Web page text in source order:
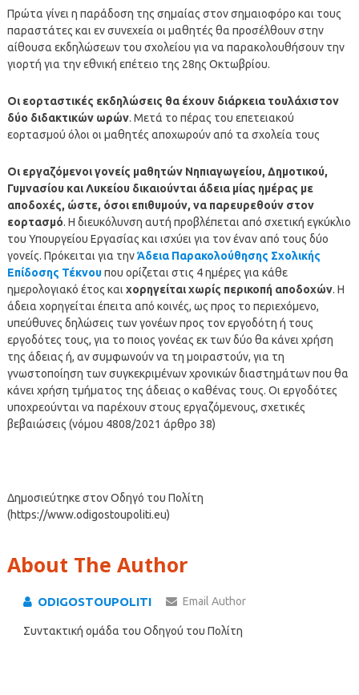
Πρώτα γίνει η παράδοση της σημαίας στον σημαιοφόρο και τους
παραστάτες και εν συνεχεία οι μαθητές θα προσέλθουν στην
αίθουσα εκδηλώσεων του σχολείου για να παρακολουθήσουν την
γιορτή για την εθνική επέτειο της 28ης Οκτωβρίου.
Οι εορταστικές εκδηλώσεις θα έχουν διάρκεια τουλάχιστον
δύο διδακτικών ωρών. Μετά το πέρας του επετειακού
εορτασμού όλοι οι μαθητές αποχωρούν από τα σχολεία τους
Οι εργαζόμενοι γονείς μαθητών Νηπιαγωγείου, Δημοτικού,
Γυμνασίου και Λυκείου δικαιούνται άδεια μίας ημέρας με
αποδοχές, ώστε, όσοι επιθυμούν, να παρευρεθούν στον
εορτασμό. Η διευκόλυνση αυτή προβλέπεται από σχετική εγκύκλιο
του Υπουργείου Εργασίας και ισχύει για τον έναν από τους δύο
γονείς. Πρόκειται για τηνΆδεια Παρακολούθησης Σχολικής
Επίδοσης Τέκνουπου ορίζεται στις 4 ημέρες για κάθε
ημερολογιακό έτος και χορηγείται χωρίς περικοπή αποδοχών. Η
άδεια χορηγείται έπειτα από κοινές, ως προς το περιεχόμενο,
υπεύθυνες δηλώσεις των γονέων προς τον εργοδότη ή τους
εργοδότες τους, για το ποιος γονέας εκ των δύο θα κάνει χρήση
της άδειας ή, αν συμφωνούν να τη μοιραστούν, για τη
γνωστοποίηση των συγκεκριμένων χρονικών διαστημάτων που θα
κάνει χρήση τμήματος της άδειας ο καθένας τους. Οι εργοδότες
υποχρεούνται να παρέχουν στους εργαζόμενους, σχετικές
βεβαιώσεις (νόμου 4808/2021 άρθρο 38)
Δημοσιεύτηκε στον Οδηγό του Πολίτη
(https://www.odigostoupoliti.eu)
About The Author
ODIGOSTOUPOLITI Email Author
Συντακτική ομάδα του Οδηγού του Πολίτη